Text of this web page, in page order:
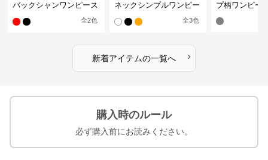
バックシャンワンピース
全2色
ネックシンプルワンピー
全3色
プ柄ワンピー
新着アイテムの一覧へ ›
購入時のルール
必ず購入前にお読みください。